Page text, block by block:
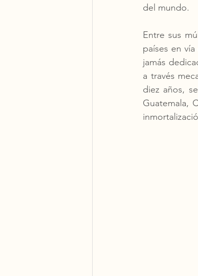
del mundo.
Entre sus
países en
jamás
a través
diez años,
Guatemala,